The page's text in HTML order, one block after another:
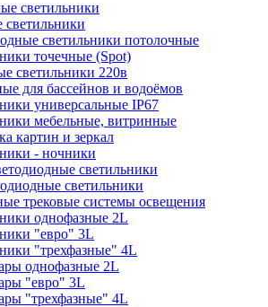
светильники потолочные
точечные (Spot)
светильники 220в
для бассейнов и водоёмов
универсальные IP67
мебельные, витринные
картин и зеркал
- ночники
светильники
трековые системы освещения
однофазные 2L
"евро" 3L
"трехфазные" 4L
однофазные 2L
"евро" 3L
"трехфазные" 4L